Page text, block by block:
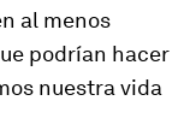
al menos
podrían hacer
nuestra vida